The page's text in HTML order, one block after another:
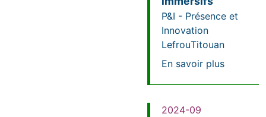
P&I - Présence et
Innovation
LefrouTitouan
En savoir plussur
2024-09